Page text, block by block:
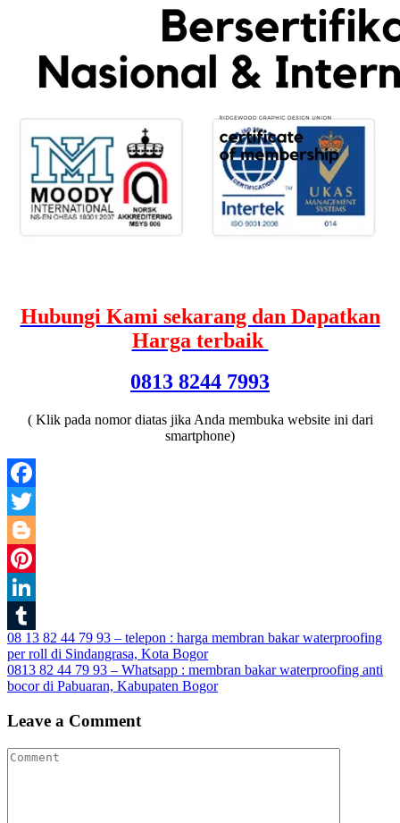
Hubungi Kami sekarang dan Dapatkan
Harga terbaik
0813 8244 7993
( Klik pada nomor diatas jika Anda membuka website ini dari
smartphone)
Facebook
Twitter
Blogger
Pinterest
LinkedIn
Tumblr
Post
navigation
08 13 82 44 79 93 – telepon : harga membran bakar waterproofing
per roll di Sindangrasa, Kota Bogor
0813 82 44 79 93 – Whatsapp : membran bakar waterproofing anti
bocor di Pabuaran, Kabupaten Bogor
Leave a Comment